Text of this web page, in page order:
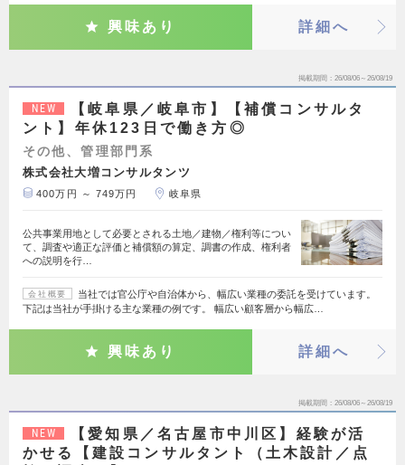
興味あり 詳細へ
掲載期間 26/08/06～26/08/19
NEW
【岐阜県／岐阜市】【補償コンサルタ
ント】年休123日で働き方◎
その他、管理部門系
株式会社大増コンサルタンツ
400万円 ～ 749万円 岐阜県
公共事業用地として必要とされる土地／建物／権利等につい
て、調査や適正な評価と補償額の算定、調書の作成、権利者
への説明を行…
会社概要
当社では官公庁や自治体から、幅広い業種の委託を受けています。
下記は当社が手掛ける主な業種の例です。 幅広い顧客層から幅広…
興味あり 詳細へ
掲載期間 26/08/06～26/08/19
NEW
【愛知県／名古屋市中川区】経験が活
かせる【建設コンサルタント（土木設計／点